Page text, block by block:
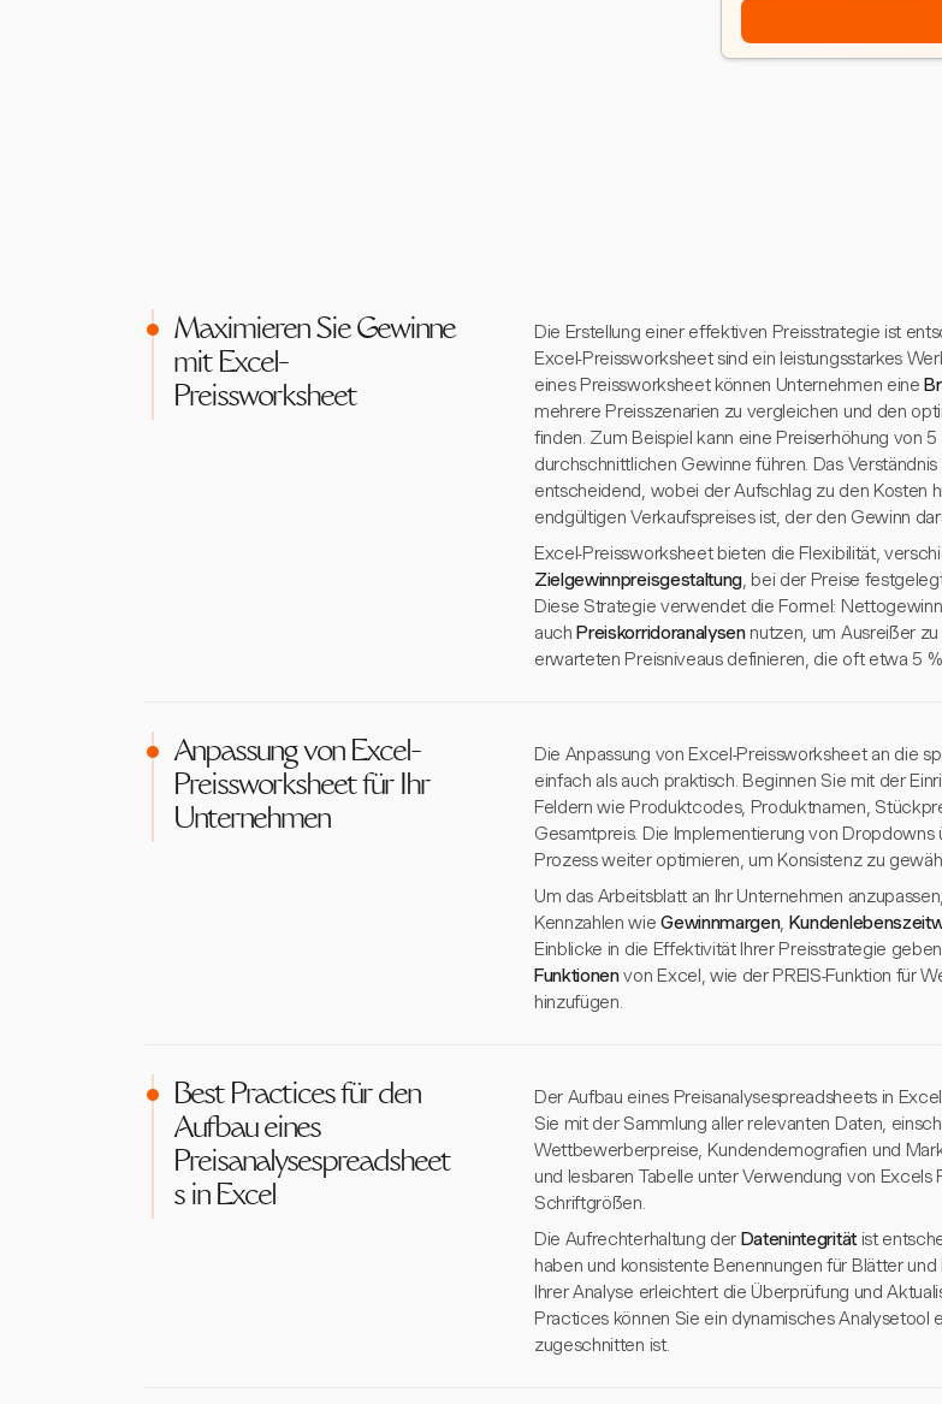
Maximieren Sie Gewinne
mit Excel-
Preissworksheet
Die Erstellung einer effektiven Preisstrategie ist
Excel-Preissworksheet sind ein leistungsstarkes
eines Preissworksheet können Unternehmen eine
mehrere Preisszenarien zu vergleichen und den
finden. Zum Beispiel kann eine Preiserhöhung von
durchschnittlichen Gewinne führen. Das
entscheidend, wobei der Aufschlag zu den Kosten
endgültigen Verkaufspreises ist, der den Gewinn
Excel-Preissworksheet bieten die Flexibilität,
Zielgewinnpreisgestaltung, bei der Preise
Diese Strategie verwendet die Formel:
auchPreiskorridoranalysennutzen, um Ausreißer
erwarteten Preisniveaus definieren, die oft etwa 5
Anpassung von Excel-
Preissworksheet für Ihr
Unternehmen
Die Anpassung von Excel-Preissworksheet an die
einfach als auch praktisch. Beginnen Sie mit der
Feldern wie Produktcodes, Produktnamen,
Gesamtpreis. Die Implementierung von
Prozess weiter optimieren, um Konsistenz zu
Um das Arbeitsblatt an Ihr Unternehmen
Kennzahlen wieGewinnmargen,
Einblicke in die Effektivität Ihrer Preisstrategie
Funktionenvon Excel, wie der PREIS-Funktion für
hinzufügen.
Best Practices für den
Aufbau eines
Preisanalysespreadsheet
s in Excel
Der Aufbau eines Preisanalysespreadsheets in
Sie mit der Sammlung aller relevanten Daten,
Wettbewerberpreise, Kundendemografien und
und lesbaren Tabelle unter Verwendung von
Schriftgrößen.
Die Aufrechterhaltung der Datenintegritätist
haben und konsistente Benennungen für Blätter
Ihrer Analyse erleichtert die Überprüfung und
Practices können Sie ein dynamisches Analysetool
zugeschnitten ist.